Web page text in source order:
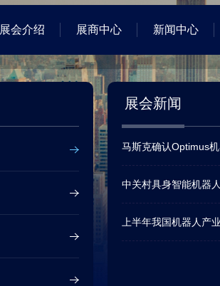
展会介绍 展商中心 新闻中心
展会新闻
马斯克确认Optimus
中关村具身智能机器
上半年我国机器人产